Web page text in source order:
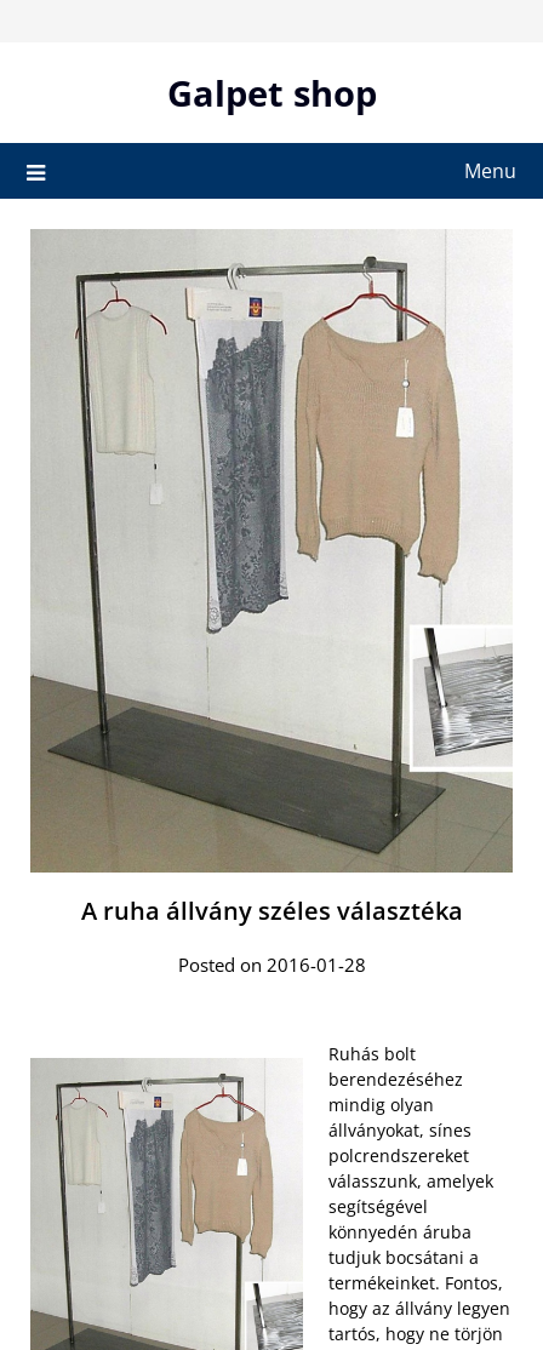
Galpet shop
Menu
A ruha állvány széles választéka
Posted on 2016-01-28
Ruhás bolt
berendezéséhez
mindig olyan
állványokat, sínes
polcrendszereket
válasszunk, amelyek
segítségével
könnyedén áruba
tudjuk bocsátani a
termékeinket. Fontos,
hogy az állvány legyen
tartós, hogy ne törjön